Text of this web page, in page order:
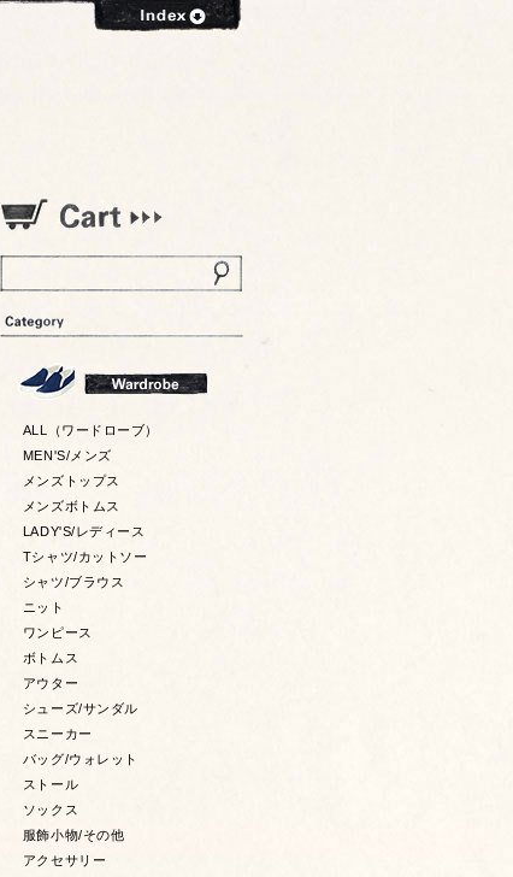
ALL（ワードローブ）
MEN'S/メンズ
メンズトップス
メンズボトムス
LADY'S/レディース
Tシャツ/カットソー
シャツ/ブラウス
ニット
ワンピース
ボトムス
アウター
シューズ/サンダル
スニーカー
バッグ/ウォレット
ストール
ソックス
服飾小物/その他
アクセサリー